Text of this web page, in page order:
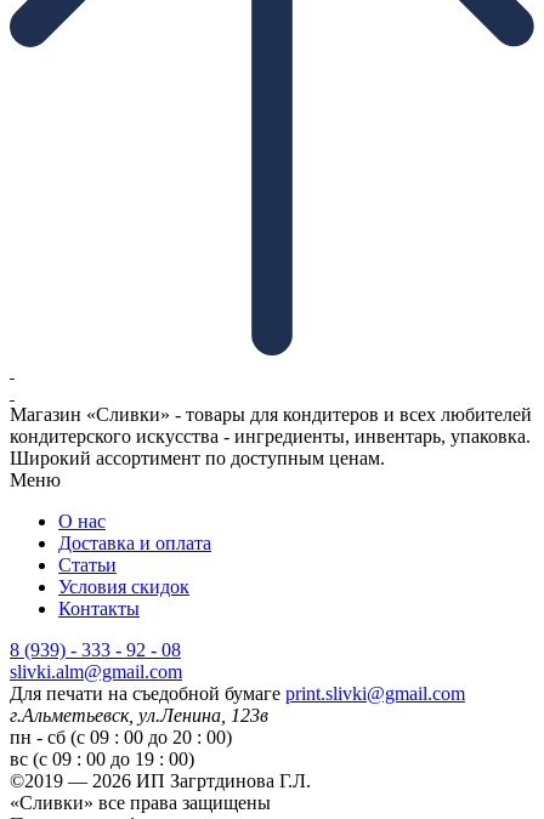
Магазин «Сливки» - товары для кондитеров и всех любителей
кондитерского искусства - ингредиенты, инвентарь, упаковка.
Широкий ассортимент по доступным ценам.
Меню
О нас
Доставка и оплата
Статьи
Условия скидок
Контакты
8 (939) - 333 - 92 - 08
slivki.alm@gmail.com
Для печати на съедобной бумаге print.slivki@gmail.com
г.Альметьевск, ул.Ленина, 123в
пн - сб (с 09 : 00 до 20 : 00)
вс (с 09 : 00 до 19 : 00)
©2019 — 2026 ИП Загртдинова Г.Л.
«Сливки» все права защищены